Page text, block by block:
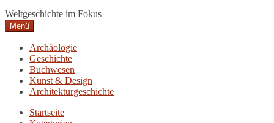
Weltgeschichte im Fokus
Menü
Archäologie
Geschichte
Buchwesen
Kunst & Design
Architekturgeschichte
Startseite